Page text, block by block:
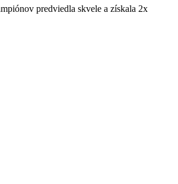
predviedla skvele a získala 2x